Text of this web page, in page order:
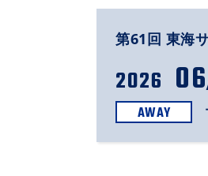
第61回 東海
2026
AWAY